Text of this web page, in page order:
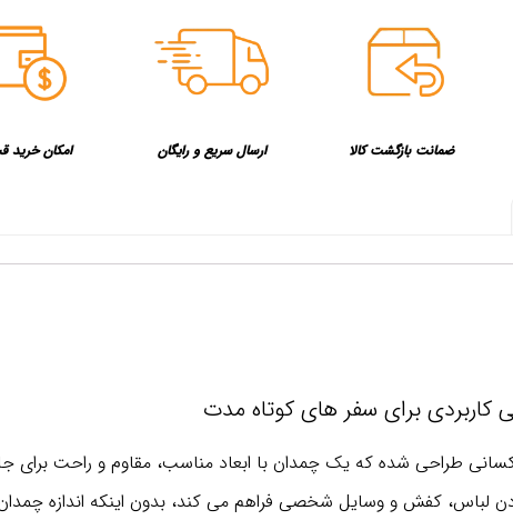
ضمانت بازگشت کالا ارسال سریع و رایگان امکان خرید